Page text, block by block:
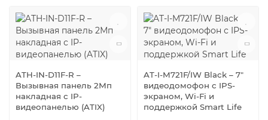
ATH-IN-D11F-R –
Вызывная панель 2Мп
накладная с IP-
видеопанелью (ATIX)
AT-I-M721F/IW Black – 7"
видеодомофон с IPS-
экраном, Wi-Fi и
поддержкой Smart Life